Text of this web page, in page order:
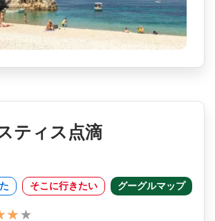
ティス点滴
そこに行きたい グーグルマップ